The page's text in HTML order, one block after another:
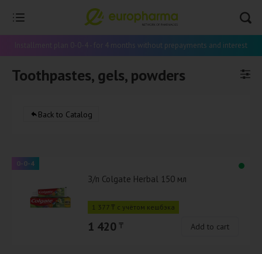
Installment plan 0-0-4 - for 4 months without prepayments and interest
Toothpastes, gels, powders
Back to Catalog
0-0-4
З/п Colgate Herbal 150 мл
1 377 ₸ с учётом кешбэка
1 420 ₸ Add to cart